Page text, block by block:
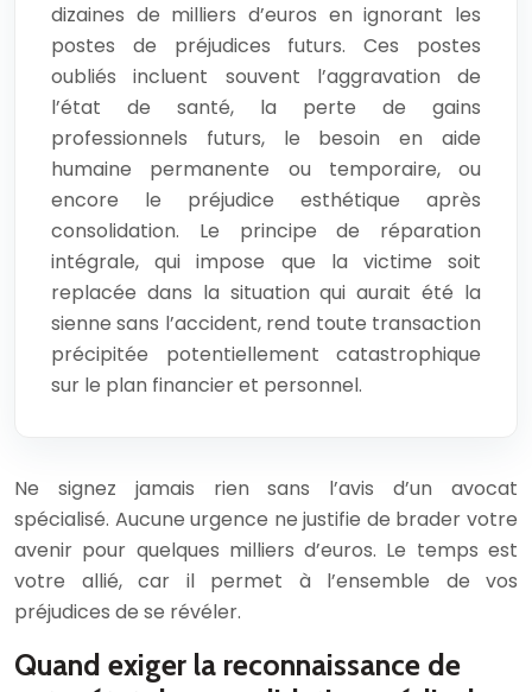
dizaines de milliers d’euros en ignorant les
postes de préjudices futurs. Ces postes
oubliés incluent souvent l’aggravation de
l’état de santé, la perte de gains
professionnels futurs, le besoin en aide
humaine permanente ou temporaire, ou
encore le préjudice esthétique après
consolidation. Le principe de réparation
intégrale, qui impose que la victime soit
replacée dans la situation qui aurait été la
sienne sans l’accident, rend toute transaction
précipitée potentiellement catastrophique
sur le plan financier et personnel.
Ne signez jamais rien sans l’avis d’un avocat
spécialisé. Aucune urgence ne justifie de brader votre
avenir pour quelques milliers d’euros. Le temps est
votre allié, car il permet à l’ensemble de vos
préjudices de se révéler.
Quand exiger la reconnaissance de